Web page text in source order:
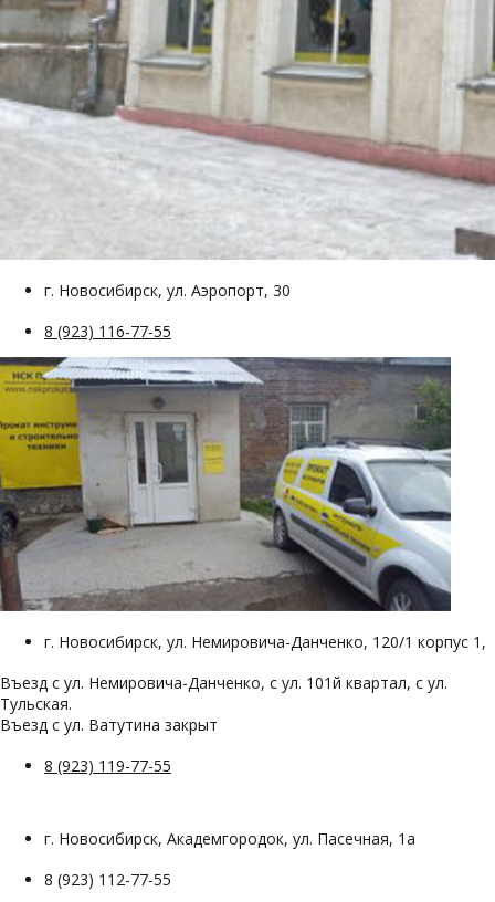
г. Новосибирск, ул. Аэропорт, 30
8 (923) 116-77-55
г. Новосибирск, ул. Немировича-Данченко, 120/1 корпус 1,
Въезд с ул. Немировича-Данченко, с ул. 101й квартал, с ул.
Тульская.
Въезд с ул. Ватутина закрыт
8 (923) 119-77-55
г. Новосибирск, Академгородок, ул. Пасечная, 1а
8 (923) 112-77-55